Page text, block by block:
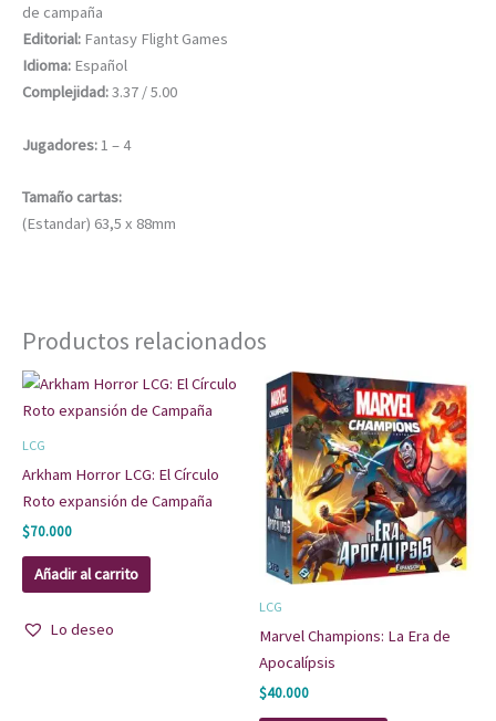
de campaña
Editorial: Fantasy Flight Games
Idioma: Español
Complejidad:3.37 / 5.00
Jugadores:1 – 4
Tamaño cartas:
(Estandar) 63,5 x 88mm
Productos relacionados
LCG
Arkham Horror LCG: El Círculo
Roto expansión de Campaña
$70.000
Añadir al carrito
Lo deseo
LCG
Marvel Champions: La Era de
Apocalípsis
$40.000